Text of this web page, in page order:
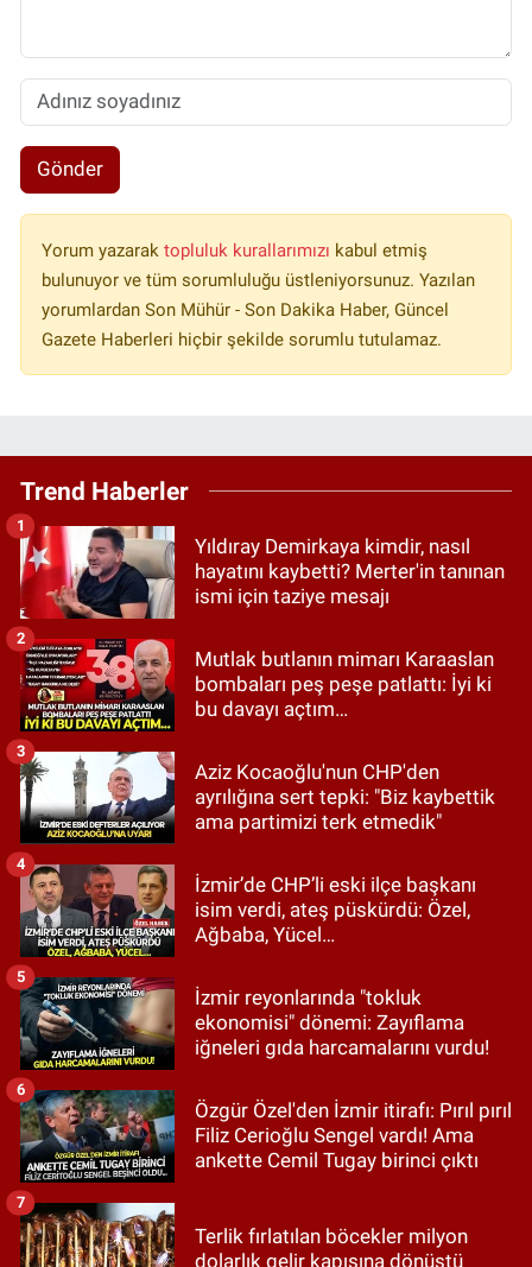
Gönder
Yorum yazarak topluluk kurallarımızı kabul etmiş
bulunuyor ve tüm sorumluluğu üstleniyorsunuz. Yazılan
yorumlardan Son Mühür - Son Dakika Haber, Güncel
Gazete Haberleri hiçbir şekilde sorumlu tutulamaz.
Trend Haberler
Yıldıray Demirkaya kimdir, nasıl
hayatını kaybetti? Merter'in tanınan
ismi için taziye mesajı
1
Mutlak butlanın mimarı Karaaslan
bombaları peş peşe patlattı: İyi ki
bu davayı açtım…
2
Aziz Kocaoğlu'nun CHP'den
ayrılığına sert tepki: "Biz kaybettik
ama partimizi terk etmedik"
3
İzmir’de CHP’li eski ilçe başkanı
isim verdi, ateş püskürdü: Özel,
Ağbaba, Yücel…
4
İzmir reyonlarında "tokluk
ekonomisi" dönemi: Zayıflama
iğneleri gıda harcamalarını vurdu!
5
Özgür Özel'den İzmir itirafı: Pırıl pırıl
Filiz Cerioğlu Sengel vardı! Ama
ankette Cemil Tugay birinci çıktı
6
Terlik fırlatılan böcekler milyon
dolarlık gelir kapısına dönüştü
7